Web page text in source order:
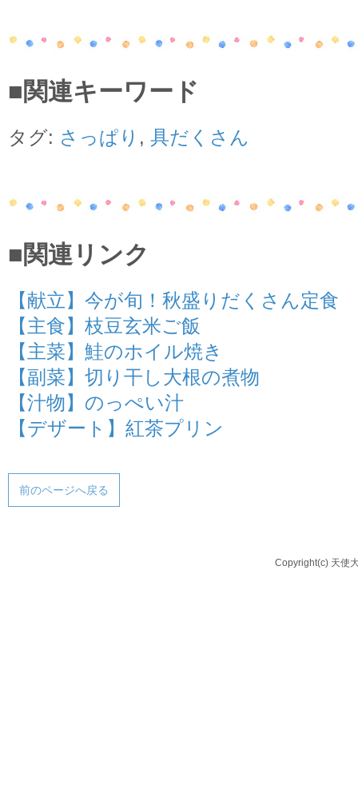
■関連キーワード
タグ: さっぱり , 具だくさん
■関連リンク
【献立】今が旬！秋盛りだくさん定食
【主食】枝豆玄米ご飯
【主菜】鮭のホイル焼き
【副菜】切り干し大根の煮物
【汁物】のっぺい汁
【デザート】紅茶プリン
前のページへ戻る
Copyright(c) 天使